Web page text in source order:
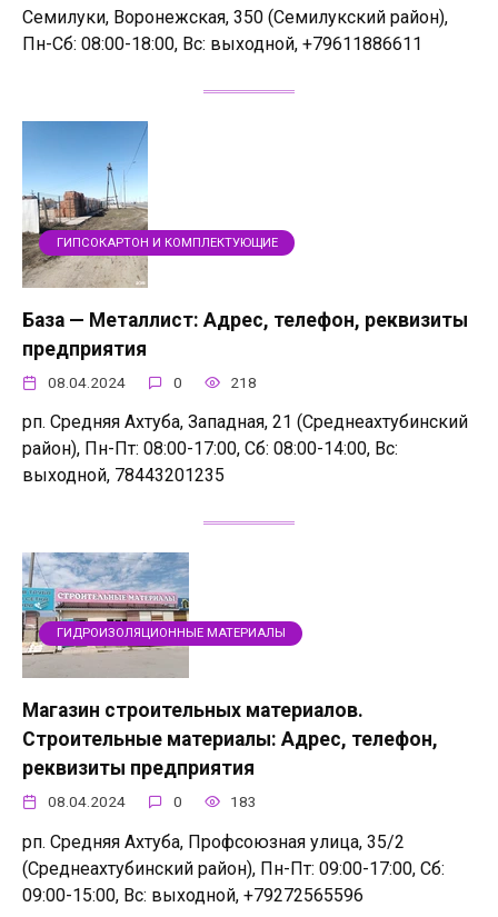
Семилуки, Воронежская, 350 (Семилукский район),
Пн-Сб: 08:00-18:00, Вс: выходной, +79611886611
ГИПСОКАРТОН И КОМПЛЕКТУЮЩИЕ
База — Металлист: Адрес, телефон, реквизиты
предприятия
08.04.2024 0 218
рп. Средняя Ахтуба, Западная, 21 (Среднеахтубинский
район), Пн-Пт: 08:00-17:00, Сб: 08:00-14:00, Вс:
выходной, 78443201235
ГИДРОИЗОЛЯЦИОННЫЕ МАТЕРИАЛЫ
Магазин строительных материалов.
Строительные материалы: Адрес, телефон,
реквизиты предприятия
08.04.2024 0 183
рп. Средняя Ахтуба, Профсоюзная улица, 35/2
(Среднеахтубинский район), Пн-Пт: 09:00-17:00, Сб:
09:00-15:00, Вс: выходной, +79272565596